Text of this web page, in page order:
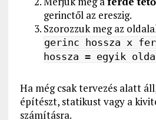
gerinctől az ereszig.
Szorozzuk meg az
gerinc hossza x
hossza = egyik
Ha még csak tervezés alatt
építészt, statikust vagy a
számításra.